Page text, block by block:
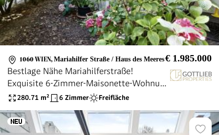
1060 WIEN, Mariahilfer Straße / Haus des Meeres€ 1.985.000
Bestlage Nähe Mariahilferstraße!
Exquisite 6-Zimmer-Maisonette-Wohnung
mit romantischem Eigengarten und
280.71 m² 6 Zimmer Freifläche